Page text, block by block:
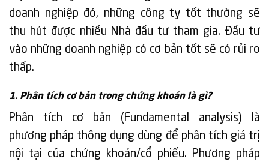
doanh nghiệp đó, những công ty tốt thường sẽ
thu hút được nhiều Nhà đầu tư tham gia. Đầu tư
vào những doanh nghiệp có cơ bản tốt sẽ có rủi ro
thấp.
1. Phân tích cơ bản trong chứng khoán là gì?
Phân tích cơ bản (Fundamental analysis) là
phương pháp thông dụng dùng để phân tích giá trị
nội tại của chứng khoán/cổ phiếu. Phương pháp